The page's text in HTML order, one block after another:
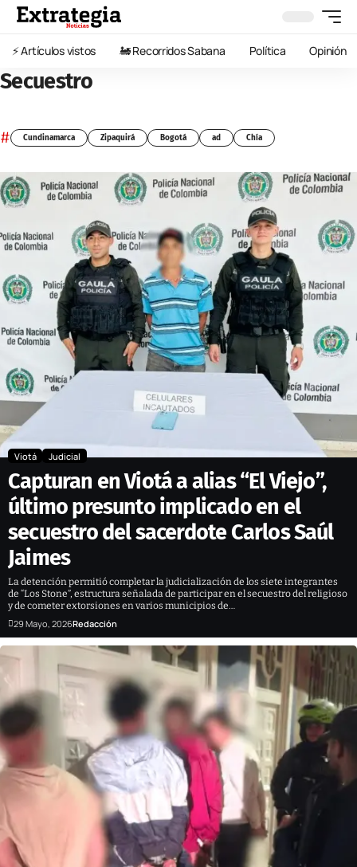
⚡️ Artículos vistos 🚂 Recorridos Sabana Política Opinión
Secuestro
# Cundinamarca Zipaquirá Bogotá ad Chía
Viotá Judicial
Capturan en Viotá a alias “El Viejo”,
último presunto implicado en el
secuestro del sacerdote Carlos Saúl
Jaimes
La detención permitió completar la judicialización de los siete integrantes
de “Los Stone”, estructura señalada de participar en el secuestro del religioso
y de cometer extorsiones en varios municipios de…
29 Mayo, 2026Redacción